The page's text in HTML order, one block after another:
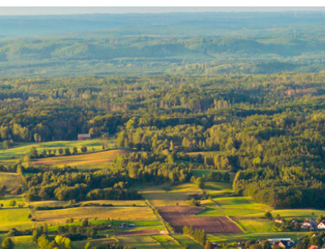
Zakres prac w obszarze wdrożenia II etapu
obejmował w szczególności:
przeprowadzanie procesu konsultacji Warunków
wdrażane w ramach II etapu reformy RB;
opublikowanie na stronie internetowej OSP
Energetyki i ustanowieniem terminu jego wejścia
opracowanie i opublikowanie zaktualizowanych
rozwiązań SOWE/EL i WIRE/UR;
rozpoczęcie testów komunikacyjnych w celu
z nowych wersji standardów WIRE i SOWE;
kontynuację prac projektowych oraz